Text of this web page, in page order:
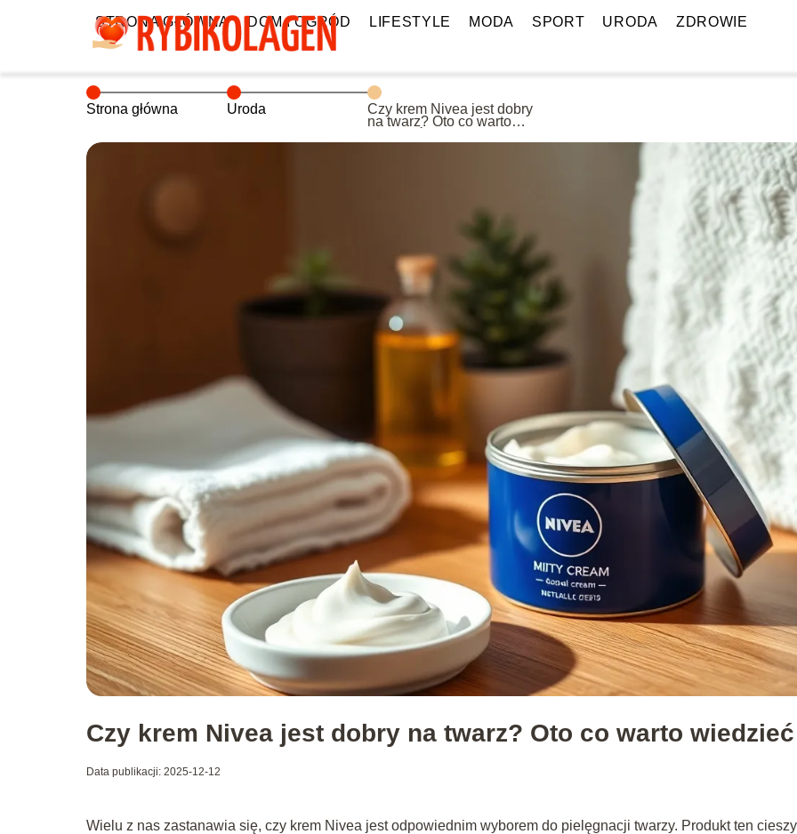
STRONA GŁÓWNA DOM I OGRÓD LIFESTYLE MODA SPORT URODA ZDROWIE
Strona główna Uroda
Czy krem Nivea jest dobry
na twarz? Oto co warto
Czy krem Nivea jest dobry na twarz? Oto co warto wiedzieć
Data publikacji: 2025-12-12
Wielu z nas zastanawia się, czy krem Nivea jest odpowiednim wyborem do pielęgnacji twarzy. Produkt ten